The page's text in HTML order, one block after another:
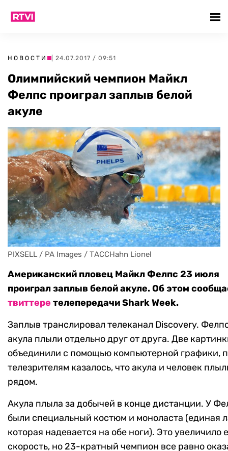
НОВОСТИ | 24.07.2017 / 09:51
Олимпийский чемпион Майкл
Фелпс проиграл заплыв белой
акуле
PIXSELL / PA Images / ТАССHahn Lionel
Американский пловец Майкл Фелпс 23 июля
проиграл заплыв белой акуле. Об этом
твиттере телепередачи Shark Week.
Заплыв транслировал телеканал Discovery.
акула плыли отдельно друг от друга. Две
объединили с помощью компьютерной графики,
телезрителям казалось, что акула и человек
рядом.
Акула плыла за добычей в конце дистанции. У
были специальный костюм и моноласта (единая
которая надевается на обе ноги). Это увеличило
скорость, но 23-кратный чемпион все равно